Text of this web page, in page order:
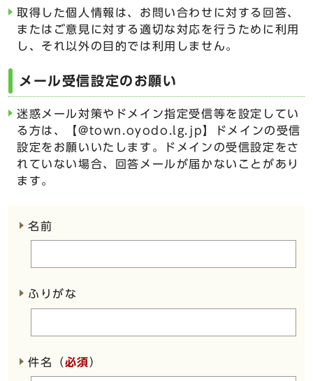
取得した個人情報は、お問い合わせに対する回答、
またはご意見に対する適切な対応を行うために利用
し、それ以外の目的では利用しません。
メール受信設定のお願い
迷惑メール対策やドメイン指定受信等を設定してい
る方は、【@town.oyodo.lg.jp】ドメインの受信
設定をお願いいたします。ドメインの受信設定をさ
れていない場合、回答メールが届かないことがあり
ます。
名前
ふりがな
件名（必須）